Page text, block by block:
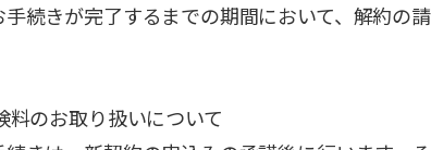
続きが完了するまでの期間において、解約の
のお取り扱いについて